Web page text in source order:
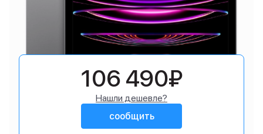
106 490₽
Нашли дешевле?
сообщить